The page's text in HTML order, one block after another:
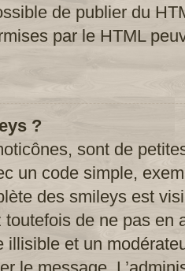
de publier du
par le HTML
?
sont de
un code simple,
des smileys est
de ne pas en
illisible et un